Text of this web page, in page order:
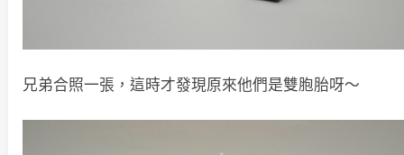
兄弟合照一張，這時才發現原來他們是雙胞胎呀～